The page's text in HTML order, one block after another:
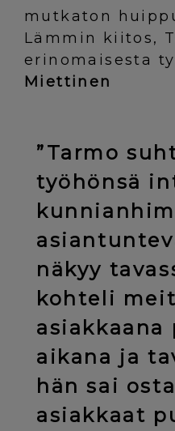
mutkaton
Lämmin kiitos,
erinomaisesta
Miettinen
”Tarmo
työhönsä
näkyy
kohteli
asiakkaana
aikana ja
hän sai
asiakkaat